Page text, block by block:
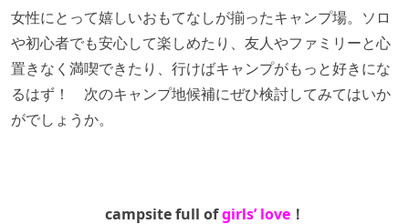
女性にとって嬉しいおもてなしが揃ったキャンプ場。ソロ
や初心者でも安心して楽しめたり、友人やファミリーと心
置きなく満喫できたり、行けばキャンプがもっと好きにな
るはず！ 次のキャンプ地候補にぜひ検討してみてはいか
がでしょうか。
campsite full ofgirls’ love！